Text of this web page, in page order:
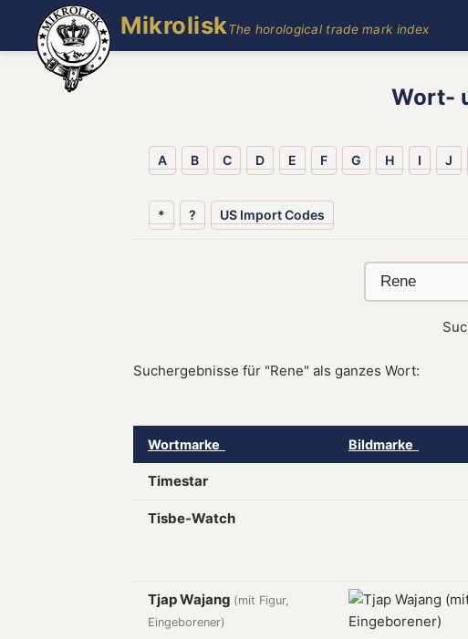
MikroliskThe horological trade mark index
Wort-
A B C D E F G H I J
* ? US Import Codes
Suchergebnisse für "Rene" als ganzes Wort:
Wortmarke Bildmarke
Timestar
Tisbe-Watch
Tjap Wajang (mit Figur,
Eingeborener)